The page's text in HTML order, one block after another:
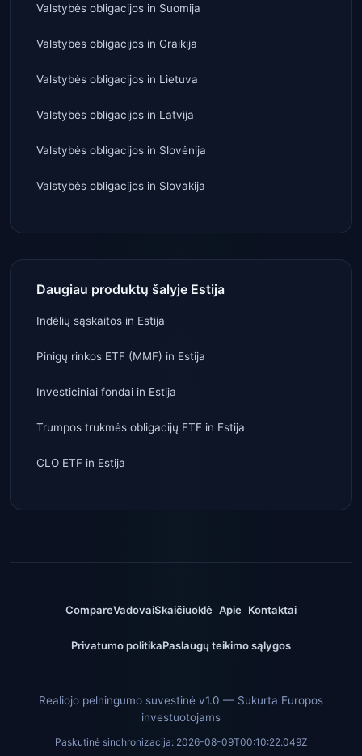
Valstybės obligacijos in Suomija
Valstybės obligacijos in Graikija
Valstybės obligacijos in Lietuva
Valstybės obligacijos in Latvija
Valstybės obligacijos in Slovėnija
Valstybės obligacijos in Slovakija
Daugiau produktų šalyje Estija
Indėlių sąskaitos in Estija
Pinigų rinkos ETF (MMF) in Estija
Investiciniai fondai in Estija
Trumpos trukmės obligacijų ETF in Estija
CLO ETF in Estija
CompareVadovaiSkaičiuoklė Apie Kontaktai
Privatumo politikaPaslaugų teikimo sąlygos
Realiojo pelningumo suvestinė v1.0 — Sukurta Europos
investuotojams
Paskutinė sinchronizacija: 2026-08-09T00:10:22.049Z